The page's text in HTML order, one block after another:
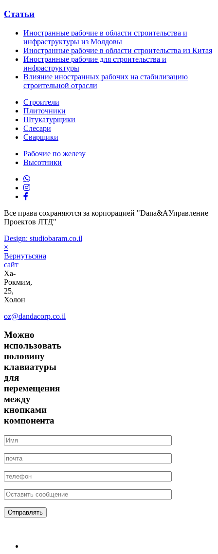
Статьи
Иностранные рабочие в области строительства и
инфраструктуры из Молдовы
Иностранные рабочие в области строительства из Китая
Иностранные рабочие для строительства и
инфраструктуры
Влияние иностранных рабочих на стабилизацию
строительной отрасли
Строители
Плиточники
Штукатурщики
Слесари
Сварщики
Рабочие по железу
Высотники
Все права сохраняются за корпорацией "Dana&AУправление
Проектов ЛТД"
Design: studiobaram.co.il
×
Вернутьсяна
сайт
Ха-
Рокмим,
25,
Холон
oz@dandacorp.co.il
Можно
использовать
половину
клавиатуры
для
перемещения
между
кнопками
компонента